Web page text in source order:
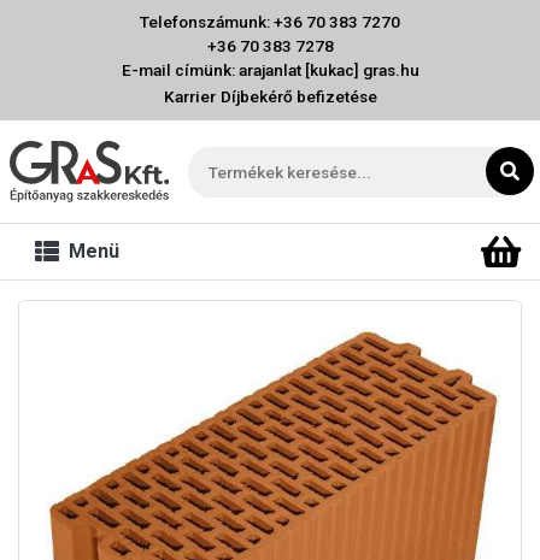
Telefonszámunk: +36 70 383 7270
+36 70 383 7278
E-mail címünk: arajanlat [kukac] gras.hu
Karrier Díjbekérő befizetése
Menü